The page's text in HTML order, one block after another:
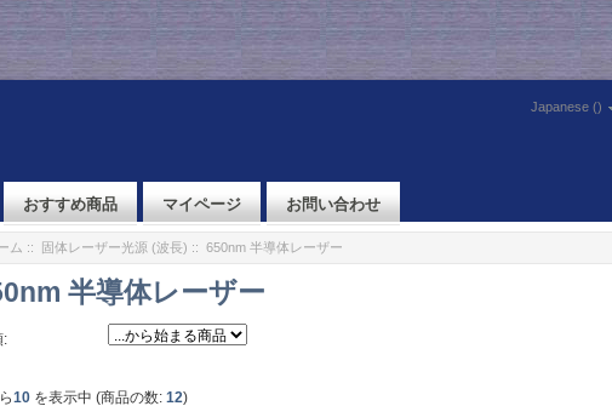
Japanese ()
おすすめ商品 マイページ お問い合わせ
ム :: 固体レーザー光源 (波長) :: 650nm 半導体レーザー
半導体レーザー
:
10を表示中 (商品の数: 12)